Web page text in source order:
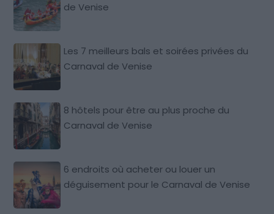
de Venise
Les 7 meilleurs bals et soirées privées du
Carnaval de Venise
8 hôtels pour être au plus proche du
Carnaval de Venise
6 endroits où acheter ou louer un
déguisement pour le Carnaval de Venise